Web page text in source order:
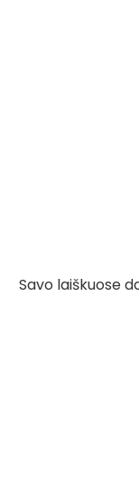
Savo laiškuose